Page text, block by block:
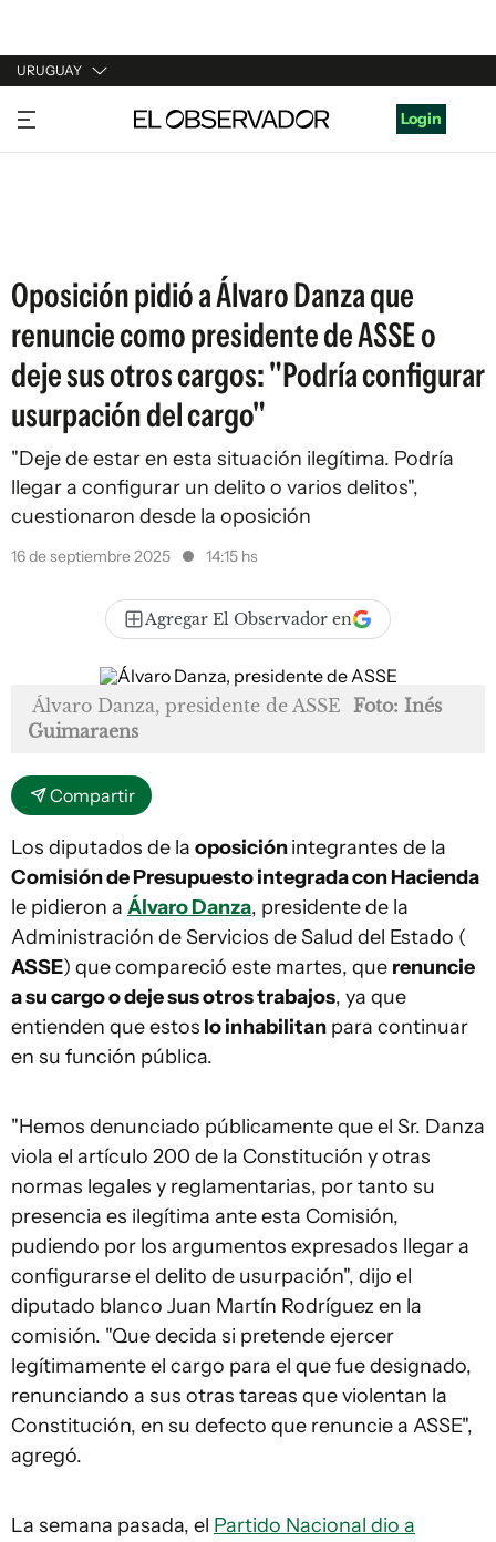
URUGUAY
URUGUAY
ARGENTINA
Login
Oposición pidió a Álvaro Danza que
renuncie como presidente de ASSE o
deje sus otros cargos: "Podría configurar
usurpación del cargo"
"Deje de estar en esta situación ilegítima. Podría
llegar a configurar un delito o varios delitos",
cuestionaron desde la oposición
16 de septiembre 2025 14:15 hs
Agregar El Observador en
Álvaro Danza, presidente de ASSE Foto: Inés
Guimaraens
Compartir
Los diputados de la oposiciónintegrantes de la
Comisión de Presupuesto integrada con Hacienda
le pidieron a Álvaro Danza, presidente de la
Administración de Servicios de Salud del Estado (
ASSE) que compareció este martes, que renuncie
a su cargo o deje sus otros trabajos, ya que
entienden que estos lo inhabilitan para continuar
en su función pública.
"Hemos denunciado públicamente que el Sr. Danza
viola el artículo 200 de la Constitución y otras
normas legales y reglamentarias, por tanto su
presencia es ilegítima ante esta Comisión,
pudiendo por los argumentos expresados llegar a
configurarse el delito de usurpación", dijo el
diputado blanco Juan Martín Rodríguez en la
comisión. "Que decida si pretende ejercer
legítimamente el cargo para el que fue designado,
renunciando a sus otras tareas que violentan la
Constitución, en su defecto que renuncie a ASSE",
agregó.
La semana pasada, el Partido Nacional dio a